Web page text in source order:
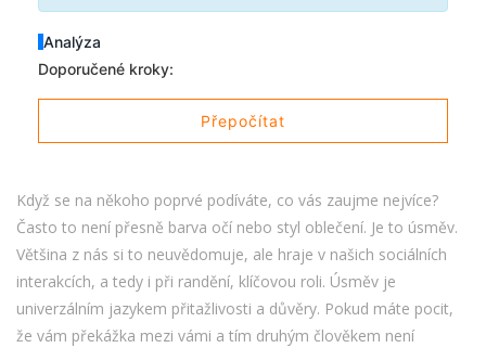
Analýza
Doporučené kroky:
Přepočítat
Když se na někoho poprvé podíváte, co vás zaujme nejvíce?
Často to není přesně barva očí nebo styl oblečení. Je to úsměv.
Většina z nás si to neuvědomuje, ale hraje v našich sociálních
interakcích, a tedy i při randění, klíčovou roli. Úsměv je
univerzálním jazykem přitažlivosti a důvěry. Pokud máte pocit,
že vám překážka mezi vámi a tím druhým člověkem není